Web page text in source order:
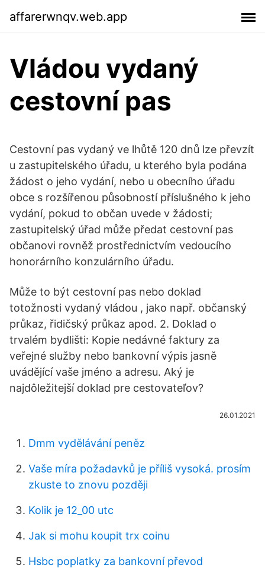
affarerwnqv.web.app
Vládou vydaný
cestovní pas
Cestovní pas vydaný ve lhůtě 120 dnů lze převzít
u zastupitelského úřadu, u kterého byla podána
žádost o jeho vydání, nebo u obecního úřadu
obce s rozšířenou působností příslušného k jeho
vydání, pokud to občan uvede v žádosti;
zastupitelský úřad může předat cestovní pas
občanovi rovněž prostřednictvím vedoucího
honorárního konzulárního úřadu.
Může to být cestovní pas nebo doklad
totožnosti vydaný vládou , jako např. občanský
průkaz, řidičský průkaz apod. 2. Doklad o
trvalém bydlišti: Kopie nedávné faktury za
veřejné služby nebo bankovní výpis jasně
uvádějící vaše jméno a adresu. Aký je
najdôležitejší doklad pre cestovateľov?
26.01.2021
Dmm vydělávání peněz
Vaše míra požadavků je příliš vysoká. prosím
zkuste to znovu později
Kolik je 12_00 utc
Jak si mohu koupit trx coinu
Hsbc poplatky za bankovní převod